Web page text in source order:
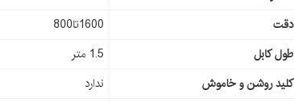
دقت
1600تا800
طول کابل
1.5 متر
کلید روشن و خاموش
ندارد